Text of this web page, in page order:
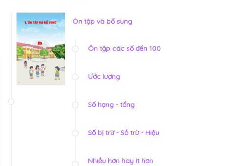
Ôn tập và bổ sung
Ôn tập các số đến 100
Ước lượng
Số hạng - tổng
Số bị trừ - Sồ trừ - Hiệu
Nhiều hơn hay ít hơn